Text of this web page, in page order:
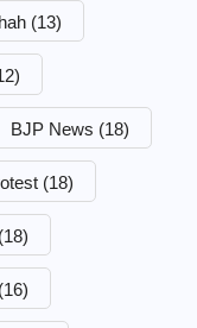
(13)
BJP News (18)
(18)
(18)
(16)